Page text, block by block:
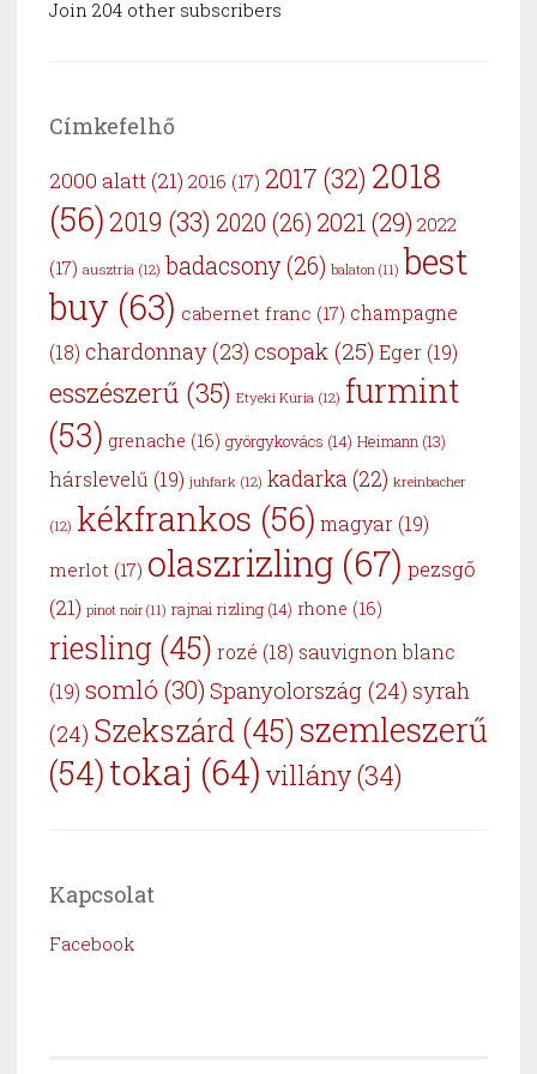
Join 204 other subscribers
Címkefelhő
2000 alatt (21) 2016 (17) 2017 (32) 2018
(56)2019 (33) 2020 (26) 2021(29) 2022
(17) ausztria (12) badacsony (26) balaton (11) best
buy (63) cabernet franc (17) champagne
(18) chardonnay(23) csopak (25) Eger (19)
esszészerű (35) Etyeki Kúria (12) furmint
(53) grenache (16) györgykovács (14) Heimann (13)
hárslevelű (19) juhfark (12) kadarka (22) kreinbacher
(12) kékfrankos (56) magyar (19)
merlot (17) olaszrizling (67) pezsgő
(21) pinot noir (11) rajnai rizling (14) rhone (16)
riesling (45) rozé (18) sauvignon blanc
(19) somló (30) Spanyolország (24) syrah
(24) Szekszárd (45)szemleszerű
(54)tokaj (64) villány(34)
Kapcsolat
Facebook